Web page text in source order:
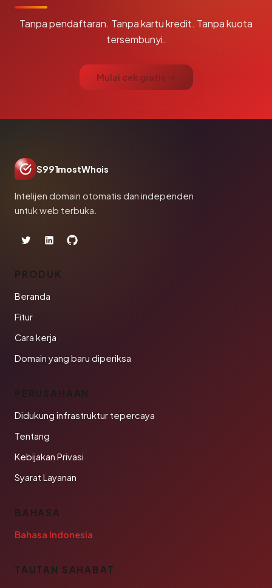
Tanpa pendaftaran. Tanpa kartu kredit. Tanpa kuota
tersembunyi.
Mulai cek gratis →
S991mostWhois
Intelijen domain otomatis dan independen
untuk web terbuka.
PRODUK
Beranda
Fitur
Cara kerja
Domain yang baru diperiksa
PERUSAHAAN
Didukung infrastruktur tepercaya
Tentang
Kebijakan Privasi
Syarat Layanan
BAHASA
Bahasa Indonesia
TAUTAN SAHABAT